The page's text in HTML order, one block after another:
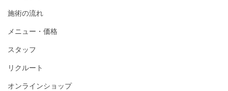
施術の流れ
メニュー・価格
スタッフ
リクルート
オンラインショップ